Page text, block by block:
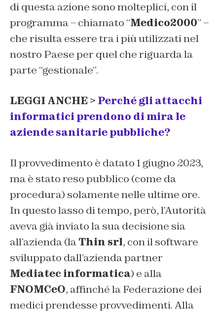
di questa azione sono molteplici, con il
programma – chiamato “Medico2000” –
che risulta essere tra i più utilizzati nel
nostro Paese per quel che riguarda la
parte “gestionale”.
LEGGI ANCHE > Perché gli attacchi
informatici prendono di mira le
aziende sanitarie pubbliche?
Il provvedimento è datato 1 giugno 2023,
ma è stato reso pubblico (come da
procedura) solamente nelle ultime ore.
In questo lasso di tempo, però, l’Autorità
aveva già inviato la sua decisione sia
all’azienda (laThin srl, con il software
sviluppato dall’azienda partner
Mediatec informatica) e alla
FNOMCeO, affinché la Federazione dei
medici prendesse provvedimenti. Alla